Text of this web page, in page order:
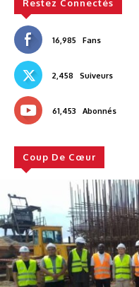
Restez Connectés
16,985 Fans
2,458 Suiveurs
61,453 Abonnés
Coup De Cœur